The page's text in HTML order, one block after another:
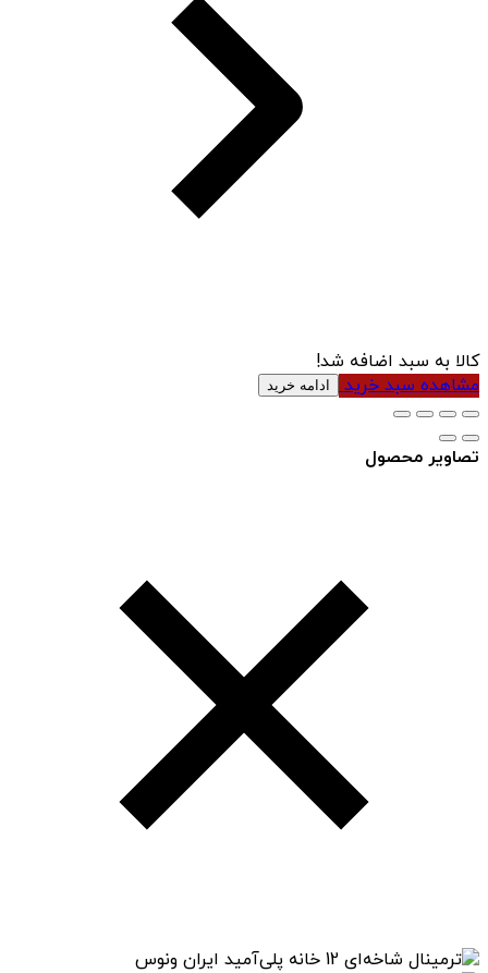
کالا به سبد اضافه شد!
مشاهده سبد خرید ادامه خرید
تصاویر محصول